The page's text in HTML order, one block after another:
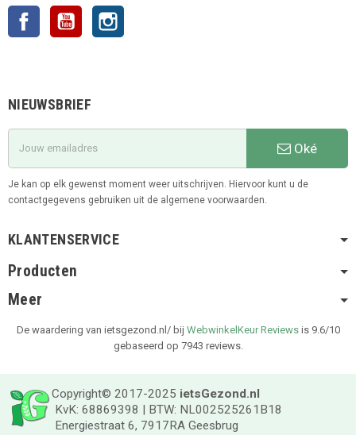
Facebook YouTube
NIEUWSBRIEF
Oké
Je kan op elk gewenst moment weer uitschrijven. Hiervoor kunt u de
contactgegevens gebruiken uit de algemene voorwaarden.
KLANTENSERVICE
Producten
Meer
De waardering van ietsgezond.nl/ bij WebwinkelKeur Reviewsis 9.6/10
gebaseerd op 7943 reviews.
Copyright© 2017-2025 ietsGezond.nl
KvK: 68869398 | BTW: NL002525261B18
Energiestraat 6, 7917RA Geesbrug